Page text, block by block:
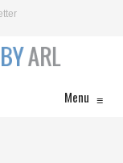
Menu ≡